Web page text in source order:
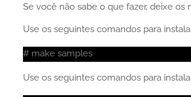
Se você não sabe o que fazer, deixe
Use os seguintes comandos para
# make samples
Use os seguintes comandos para